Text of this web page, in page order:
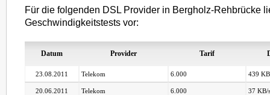
Für die folgenden DSL Provider in Bergholz-Rehbrücke
Geschwindigkeitstests vor:
Datum Provider Tarif
23.08.2011 Telekom 6.000 439
20.06.2011 Telekom 6.000 37 KB/s